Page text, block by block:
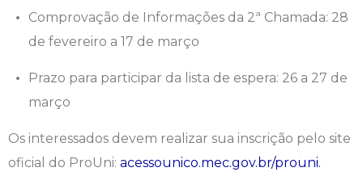
Comprovação de Informações da 2ª Chamada: 28
de fevereiro a 17 de março
Prazo para participar da lista de espera: 26 a 27 de
março
Os interessados devem realizar sua inscrição pelo site
oficial do ProUni: acessounico.mec.gov.br/prouni.
Psicologia
Publicidade e Propaganda
Segunda Chamada
Seguro Escolar
Simulado Preparatório
Publicações Científicas
Revistas Campo Real